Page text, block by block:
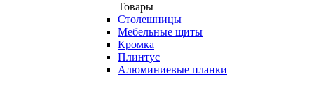
Товары
Столешницы
Мебельные щиты
Кромка
Плинтус
Алюминиевые планки